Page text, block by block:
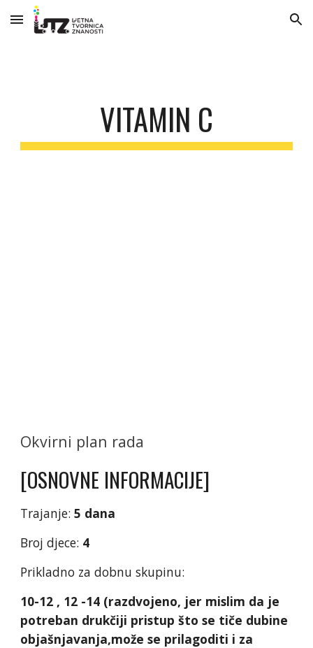
Skip to main content Skip to navigation
VITAMIN C
Okvirni plan rada
[OSNOVNE INFORMACIJE]
Trajanje: 5 dana
Broj djece: 4
Prikladno za dobnu skupinu:
10-12 , 12 -14 (razdvojeno, jer mislim da je
potreban drukčiji pristup što se tiče dubine
objašnjavanja,može se prilagoditi i za